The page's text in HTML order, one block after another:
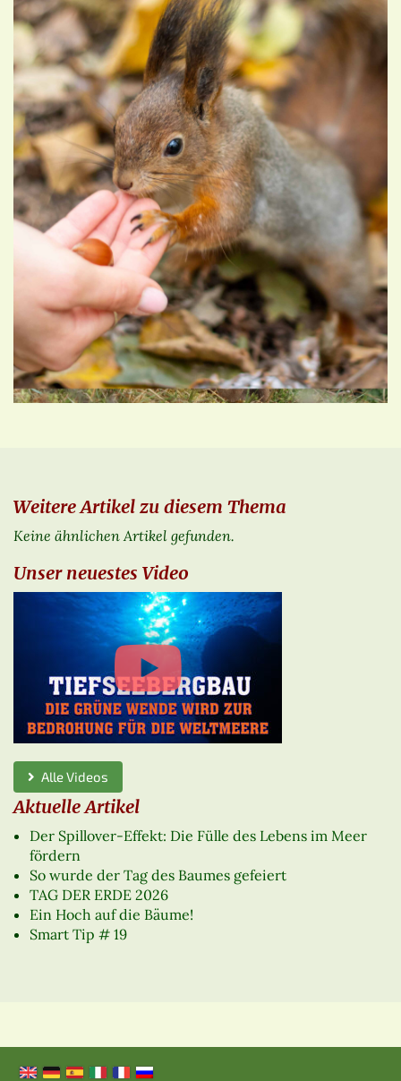
Weitere Artikel zu diesem Thema
Keine ähnlichen Artikel gefunden.
Unser neuestes Video
Alle Videos
Aktuelle Artikel
Der Spillover-Effekt: Die Fülle des Lebens im Meer
fördern
So wurde der Tag des Baumes gefeiert
TAG DER ERDE 2026
Ein Hoch auf die Bäume!
Smart Tip # 19